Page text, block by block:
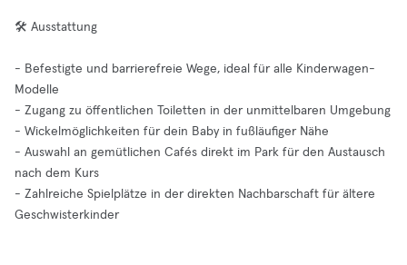
🛠️ Ausstattung
- Befestigte und barrierefreie Wege, ideal für alle Kinderwagen-
Modelle
- Zugang zu öffentlichen Toiletten in der unmittelbaren Umgebung
- Wickelmöglichkeiten für dein Baby in fußläufiger Nähe
- Auswahl an gemütlichen Cafés direkt im Park für den Austausch
nach dem Kurs
- Zahlreiche Spielplätze in der direkten Nachbarschaft für ältere
Geschwisterkinder